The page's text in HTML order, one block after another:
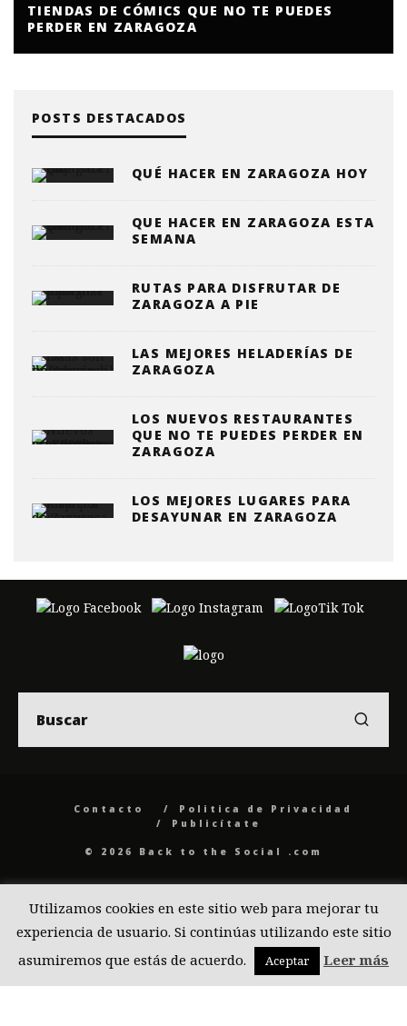
TIENDAS DE CÓMICS QUE NO TE PUEDES
PERDER EN ZARAGOZA
POSTS DESTACADOS
QUÉ HACER EN ZARAGOZA HOY
QUE HACER EN ZARAGOZA ESTA
SEMANA
RUTAS PARA DISFRUTAR DE
ZARAGOZA A PIE
LAS MEJORES HELADERÍAS DE
ZARAGOZA
LOS NUEVOS RESTAURANTES
QUE NO TE PUEDES PERDER EN
ZARAGOZA
LOS MEJORES LUGARES PARA
DESAYUNAR EN ZARAGOZA
Contacto
Politica de Privacidad
Publicítate
© 2026 Back to the Social .com
Utilizamos cookies en este sitio web para mejorar tu
experiencia de usuario. Si continúas utilizando este sitio
asumiremos que estás de acuerdo.
Aceptar Leer más